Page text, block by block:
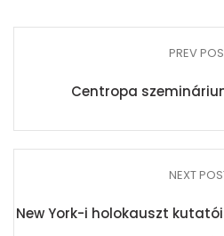
PREV
Centropa
NEXT
New York-i holokauszt